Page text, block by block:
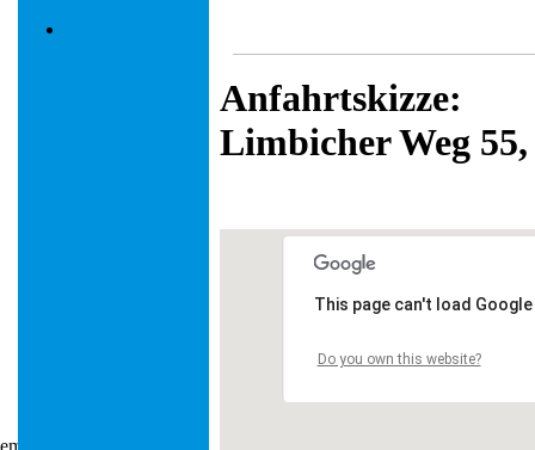
Anfahrtskizze:
Limbicher Weg
This page can't load
Do you own this website?